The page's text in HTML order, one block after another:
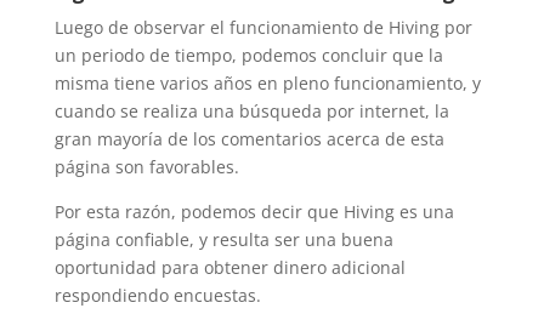
Luego de observar el funcionamiento de Hiving por
un periodo de tiempo, podemos concluir que la
misma tiene varios años en pleno funcionamiento, y
cuando se realiza una búsqueda por internet, la
gran mayoría de los comentarios acerca de esta
página son favorables.
Por esta razón, podemos decir que Hiving es una
página confiable, y resulta ser una buena
oportunidad para obtener dinero adicional
respondiendo encuestas.